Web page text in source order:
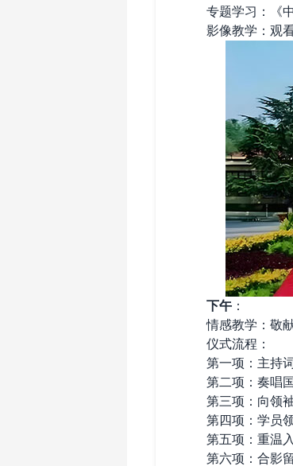
专题学习：《中
影像教学：观看
下午‌ ：
情感教学：敬献
仪式流程：
第一项：主持词
第二项：奏唱
第三项：向领袖
第四项：学员领
第五项：重温入
第六项：合影